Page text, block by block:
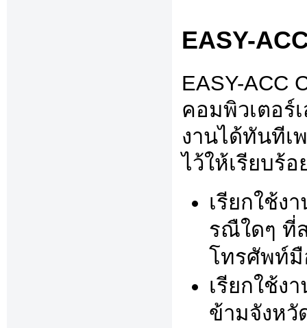
EASY-
EASY-ACC
คอมพิวเตอร์
งานได้ทันทีเ
ไว้ให้เรียบร้อ
เรียกใช้ง
รณืใดๆ ที่
โทรศัพท์มื
เรียกใช้ง
ข้ามจังหวั